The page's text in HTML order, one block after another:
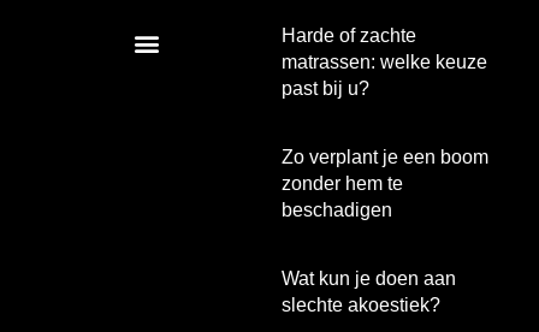
Harde of zachte
matrassen: welke keuze
past bij u?
Zo verplant je een boom
zonder hem te
beschadigen
Wat kun je doen aan
slechte akoestiek?